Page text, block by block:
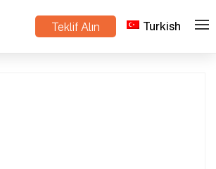
Teklif Alın Turkish
haddeleme tesisi arabası